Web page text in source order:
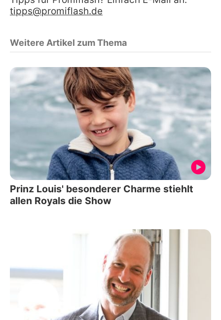
tipps@promiflash.de
Weitere Artikel zum Thema
Prinz Louis' besonderer Charme stiehlt
allen Royals die Show